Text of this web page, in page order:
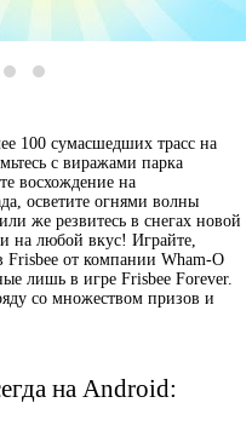
100 сумасшедших трасс на
с виражами парка
восхождение на
осветите огнями волны
же резвитесь в снегах новой
на любой вкус! Играйте,
Frisbee от компании Wham-O
лишь в игре Frisbee Forever.
со множеством призов и
на Android: